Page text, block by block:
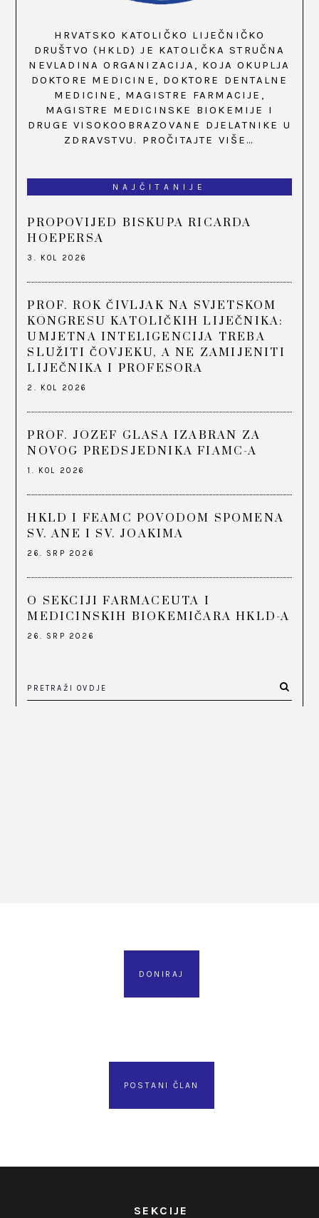
HRVATSKO KATOLIČKO LIJEČNIČKO
DRUŠTVO (HKLD) JE KATOLIČKA STRUČNA
NEVLADINA ORGANIZACIJA, KOJA OKUPLJA
DOKTORE MEDICINE, DOKTORE DENTALNE
MEDICINE, MAGISTRE FARMACIJE,
MAGISTRE MEDICINSKE BIOKEMIJE I
DRUGE VISOKOOBRAZOVANE DJELATNIKE U
ZDRAVSTVU. PROČITAJTE VIŠE…
NAJČITANIJE
PROPOVIJED BISKUPA RICARDA
HOEPERSA
3. KOL 2026
PROF. ROK ČIVLJAK NA SVJETSKOM
KONGRESU KATOLIČKIH LIJEČNIKA:
UMJETNA INTELIGENCIJA TREBA
SLUŽITI ČOVJEKU, A NE ZAMIJENITI
LIJEČNIKA I PROFESORA
2. KOL 2026
PROF. JOZEF GLASA IZABRAN ZA
NOVOG PREDSJEDNIKA FIAMC-A
1. KOL 2026
HKLD I FEAMC POVODOM SPOMENA
SV. ANE I SV. JOAKIMA
26. SRP 2026
O SEKCIJI FARMACEUTA I
MEDICINSKIH BIOKEMIČARA HKLD-A
26. SRP 2026
DONIRAJ
POSTANI ČLAN
SEKCIJE